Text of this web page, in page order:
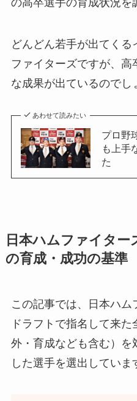
どんどん若手が出てく
ファイターズですが、高
な成果が出ているのでし
あわせて読みたい
プロ野
も上手
た
日本ハムファイタ
の育成・成功の基準
この記事では、日本ハム
ドラフトで指名して来
外・育成なども含む）を
した選手を選出していま